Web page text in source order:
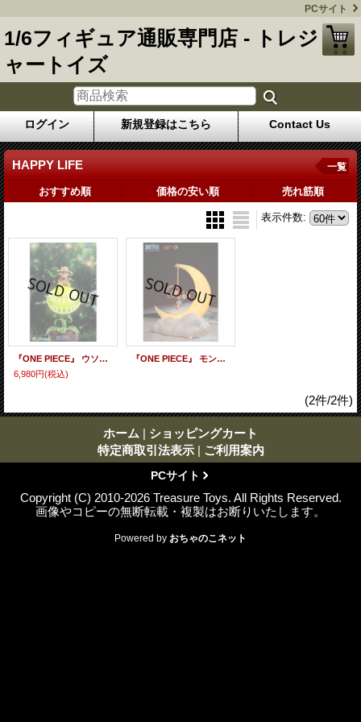
PCサイト
1/6フィギュア通販専門店 - トレジ
ャートイズ
ログイン 新規登録はこちら Contact Us
HAPPY LIFE 一覧
おすすめ順 価格の安い順 売れ筋順
表示件数:
『ONE PIECE』 ウソップ タッチコントロール ナイトライト 22cm 間接照明 HAPPY LIFE *予約
6,980円(税込)
『ONE PIECE』 モンキー・D・ルフィ マグネット ナイトライト 20cm 間接照明 *お取り寄せ
(2件/2件)
ホーム | ショッピングカート
特定商取引法表示 | ご利用案内
PCサイト
Copyright (C) 2010-2026 Treasure Toys. All Rights Reserved.
画像やコピーの無断転載・複製はお断りいたします。
Powered by おちゃのこネット